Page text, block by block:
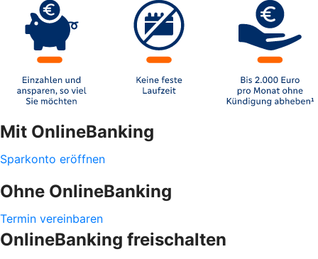
Mit OnlineBanking
Sparkonto eröffnen
Ohne OnlineBanking
Termin vereinbaren
OnlineBanking freischalten